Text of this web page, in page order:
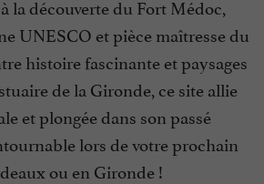
la découverte du Fort Médoc,
UNESCO et pièce maîtresse du
histoire fascinante et paysages
de la Gironde, ce site allie
et plongée dans son passé
lors de votre prochain
ou en Gironde !